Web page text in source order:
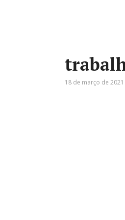
18 de março de 2021